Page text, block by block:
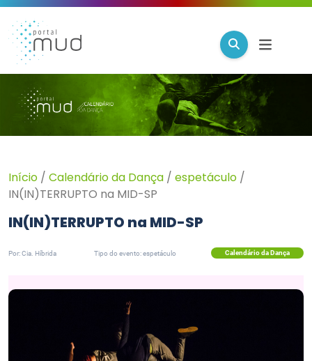
Início / Calendário da Dança / espetáculo /
IN(IN)TERRUPTO na MID-SP
IN(IN)TERRUPTO na MID-SP
Por: Cia. Híbrida Tipo do evento: espetáculo Calendário da Dança